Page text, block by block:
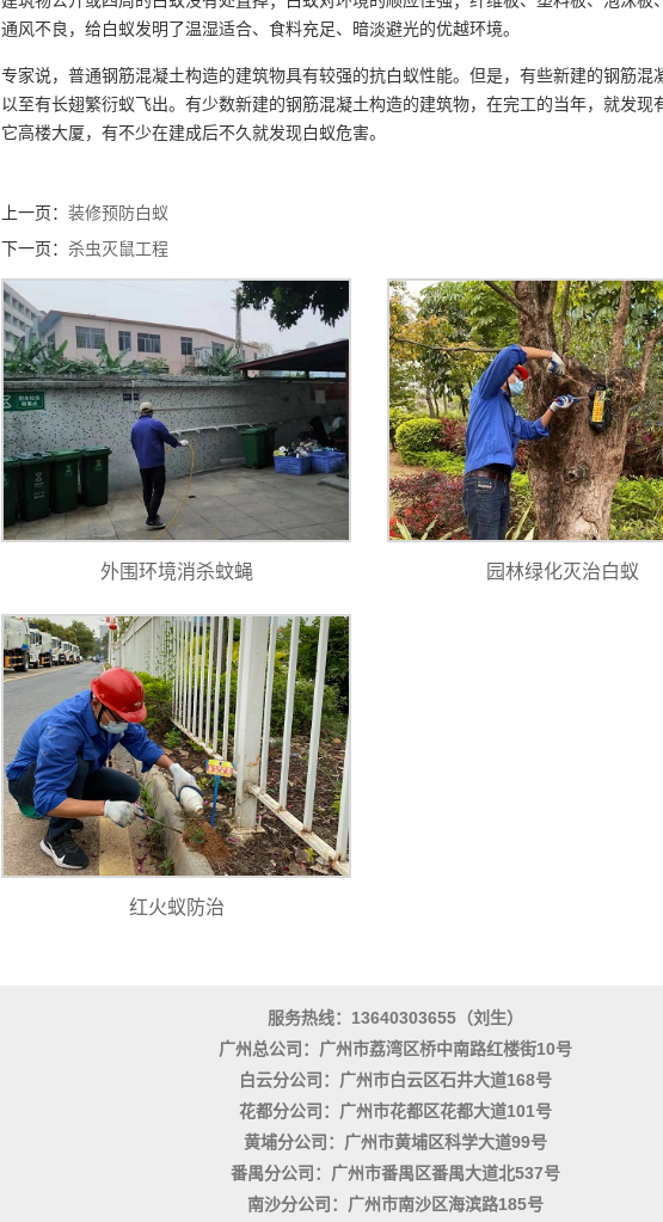
通风不良，给白蚁发明了温湿适合、食料充足、暗淡避光的优越环境。
专家说，普通钢筋混凝土构造的建筑物具有较强的抗白蚁性能。但是，有些新建的钢筋
以至有长翅繁衍蚁飞出。有少数新建的钢筋混凝土构造的建筑物，在完工的当年，就发
它高楼大厦，有不少在建成后不久就发现白蚁危害。
上一页： 装修预防白蚁
下一页： 杀虫灭鼠工程
外围环境消杀蚊蝇 园林绿化灭治白蚁
红火蚁防治
服务热线：13640303655（刘生）
广州总公司：广州市荔湾区桥中南路红楼街10号
白云分公司：广州市白云区石井大道168号
花都分公司：广州市花都区花都大道101号
黄埔分公司：广州市黄埔区科学大道99号
番禺分公司：广州市番禺区番禺大道北537号
南沙分公司：广州市南沙区海滨路185号